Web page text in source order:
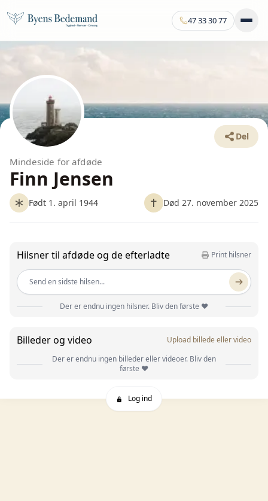
47 33 30 77
Del
Mindeside for afdøde
Finn Jensen
Født 1. april 1944 Død 27. november 2025
Hilsner til afdøde og de efterladte Print hilsner
Send en sidste hilsen...
Der er endnu ingen hilsner. Bliv den første ❤️
Billeder og video
Upload billede eller video
Der er endnu ingen billeder eller videoer. Bliv den
første ❤️
Log ind